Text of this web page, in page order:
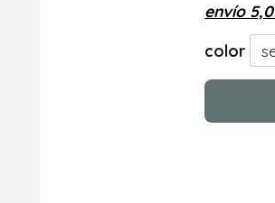
envío
color